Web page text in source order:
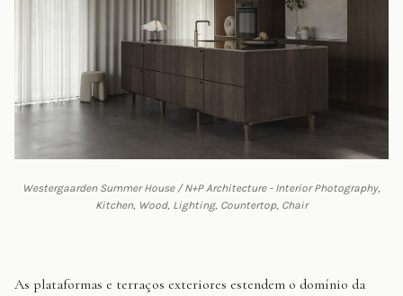
Westergaarden Summer House / N+P Architecture - Interior Photography,
Kitchen, Wood, Lighting, Countertop, Chair
As plataformas e terraços exteriores estendem o domínio da